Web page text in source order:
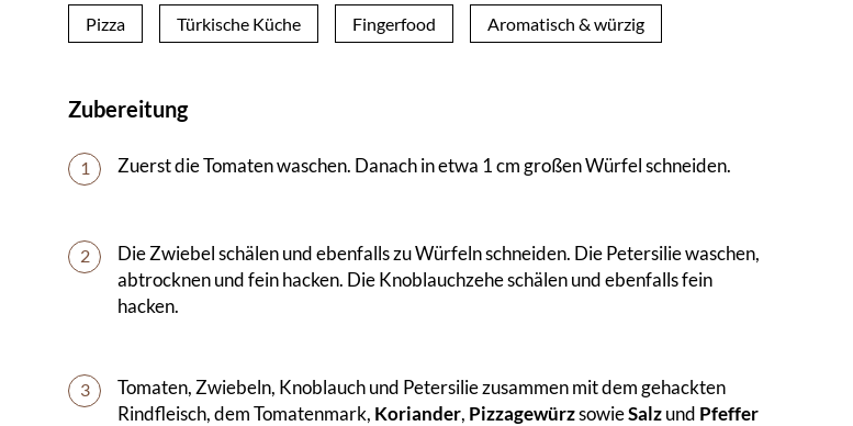
Pizza Türkische Küche Fingerfood Aromatisch & würzig
Zubereitung
1 Zuerst die Tomaten waschen. Danach in etwa 1 cm großen Würfel schneiden.
2
Die Zwiebel schälen und ebenfalls zu Würfeln schneiden. Die Petersilie waschen,
abtrocknen und fein hacken. Die Knoblauchzehe schälen und ebenfalls fein
hacken.
3
Tomaten, Zwiebeln, Knoblauch und Petersilie zusammen mit dem gehackten
Rindfleisch, dem Tomatenmark, Koriander, PizzagewürzsowieSalzund Pfeffer